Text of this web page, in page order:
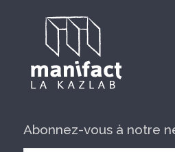
Abonnez-vous à notre